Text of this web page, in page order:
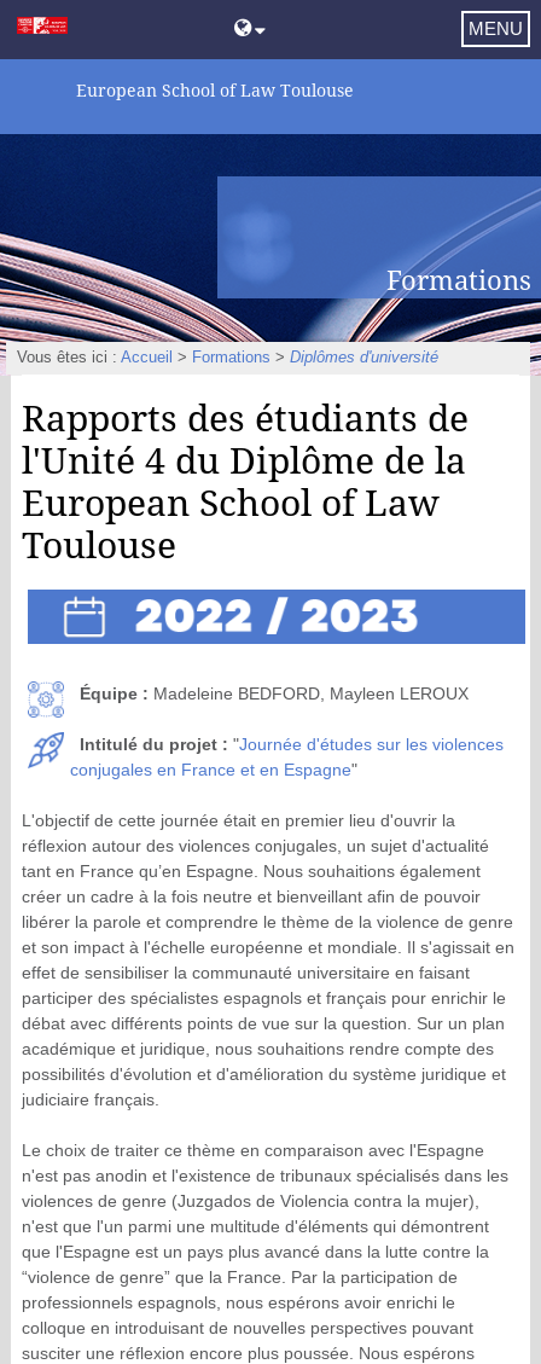
European School of Law Toulouse
MENU
Formations
Vous êtes ici :Accueil > Formations >Diplômes d'université
Rapports des étudiants de
l'Unité 4 du Diplôme de la
European School of Law
Toulouse
Équipe : Madeleine BEDFORD, Mayleen LEROUX
Intitulé du projet : "Journée d'études sur les violences
conjugales en France et en Espagne"
L'objectif de cette journée était en premier lieu d'ouvrir la
réflexion autour des violences conjugales, un sujet d'actualité
tant en France qu’en Espagne. Nous souhaitions également
créer un cadre à la fois neutre et bienveillant afin de pouvoir
libérer la parole et comprendre le thème de la violence de genre
et son impact à l'échelle européenne et mondiale. Il s'agissait en
effet de sensibiliser la communauté universitaire en faisant
participer des spécialistes espagnols et français pour enrichir le
débat avec différents points de vue sur la question. Sur un plan
académique et juridique, nous souhaitions rendre compte des
possibilités d'évolution et d'amélioration du système juridique et
judiciaire français.
Le choix de traiter ce thème en comparaison avec l'Espagne
n'est pas anodin et l'existence de tribunaux spécialisés dans les
violences de genre (Juzgados de Violencia contra la mujer),
n'est que l'un parmi une multitude d'éléments qui démontrent
que l'Espagne est un pays plus avancé dans la lutte contre la
“violence de genre” que la France. Par la participation de
professionnels espagnols, nous espérons avoir enrichi le
colloque en introduisant de nouvelles perspectives pouvant
susciter une réflexion encore plus poussée. Nous espérons